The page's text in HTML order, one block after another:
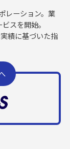
レーション。業
スを開始。
績に基づいた指